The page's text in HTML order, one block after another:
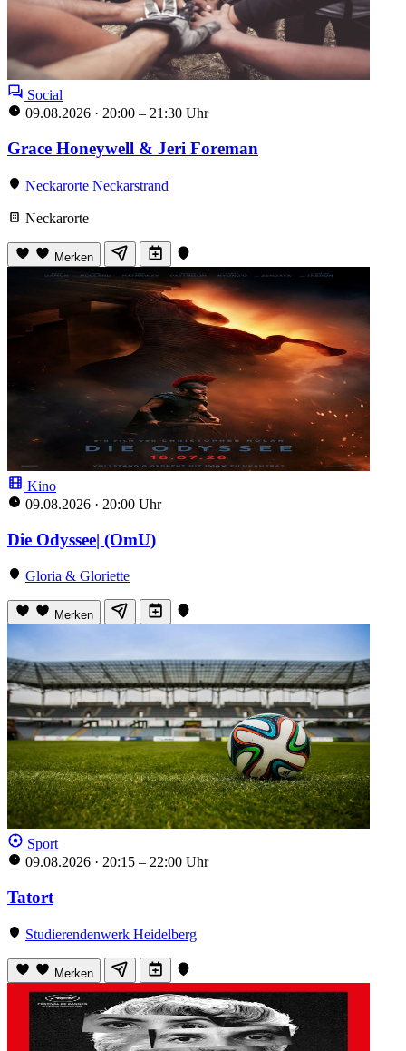
Social
09.08.2026 · 20:00 – 21:30 Uhr
Grace Honeywell & Jeri Foreman
Neckarorte Neckarstrand
Neckarorte
Merken
Kino
09.08.2026 · 20:00 Uhr
Die Odyssee| (OmU)
Gloria & Gloriette
Merken
Sport
09.08.2026 · 20:15 – 22:00 Uhr
Tatort
Studierendenwerk Heidelberg
Merken